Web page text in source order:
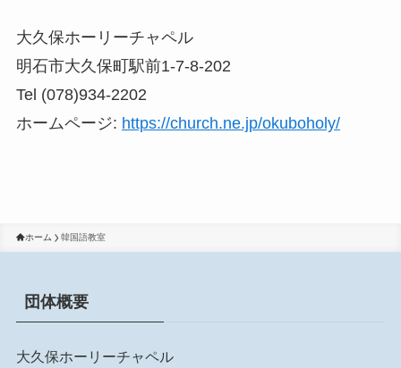
大久保ホーリーチャペル
明石市大久保町駅前1-7-8-202
Tel (078)934-2202
ホームページ: https://church.ne.jp/okuboholy/
ホーム 韓国語教室
団体概要
大久保ホーリーチャペル